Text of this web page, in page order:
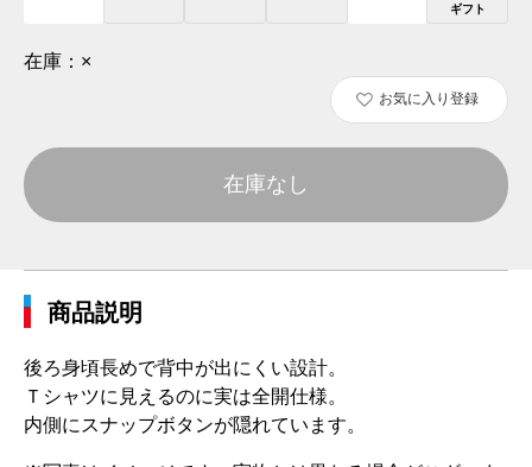
ギフト
在庫： ×
お気に入り登録
在庫なし
商品説明
後ろ身頃長めで背中が出にくい設計。
Ｔシャツに見えるのに実は全開仕様。
内側にスナップボタンが隠れています。